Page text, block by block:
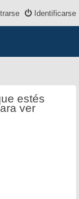
Identificarse
estés
ver